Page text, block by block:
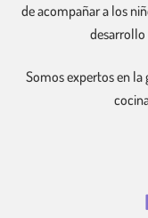
de acompañar a los
desarrollo
Somos expertos en la